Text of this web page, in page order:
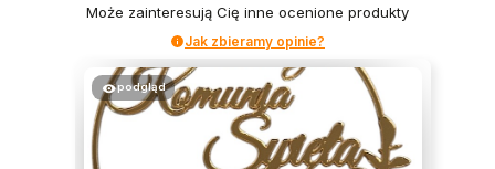
Może zainteresują Cię inne ocenione produkty
Jak zbieramy opinie?
podgląd